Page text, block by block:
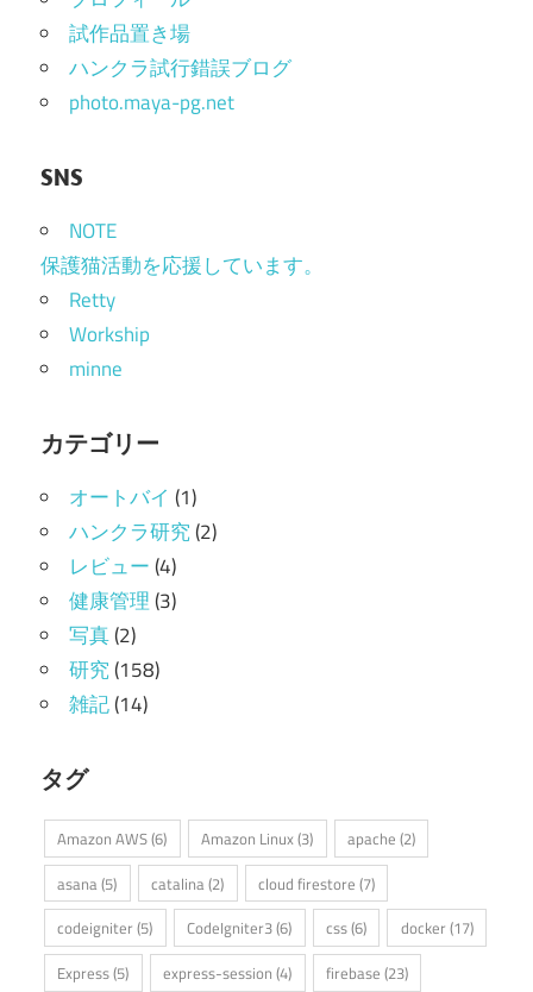
ョ
ン
試作品置き場
ハンクラ試行錯誤ブログ
photo.maya-pg.net
SNS
NOTE
保護猫活動を応援しています。
Retty
Workship
minne
カテゴリー
オートバイ (1)
ハンクラ研究(2)
レビュー(4)
健康管理(3)
写真(2)
研究(158)
雑記(14)
タグ
Amazon AWS(6) Amazon Linux(3) apache (2)
asana (5) catalina (2) cloud firestore (7)
codeigniter (5) CodeIgniter3(6) css(6) docker (17)
Express(5) express-session (4) firebase (23)